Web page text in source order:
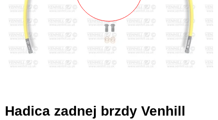
Hadica zadnej brzdy Venhill